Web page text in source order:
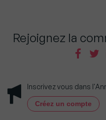
Rejoignez la
Inscrivez vous dans
Créez un compte